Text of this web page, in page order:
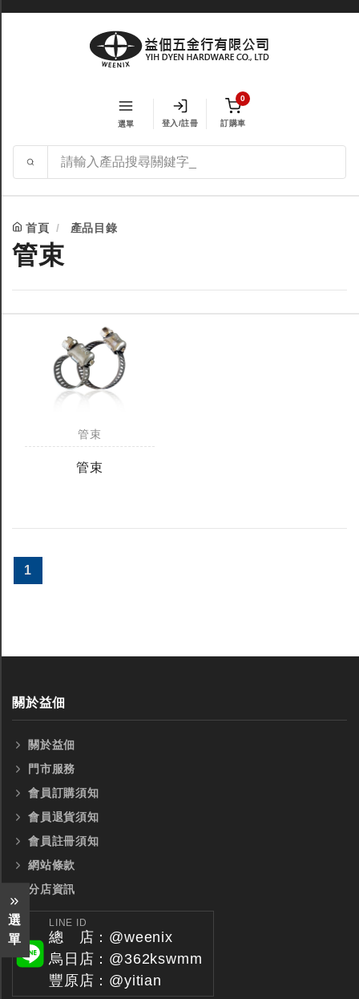
選單 登入/註冊
0
訂購車
首頁 產品目錄
管束
選
單
管束
管束
1
關於益佃
關於益佃
門市服務
會員訂購須知
會員退貨須知
會員註冊須知
網站條款
分店資訊
LINE ID
總 店：@weenix
烏日店：@362kswmm
豐原店：@yitian